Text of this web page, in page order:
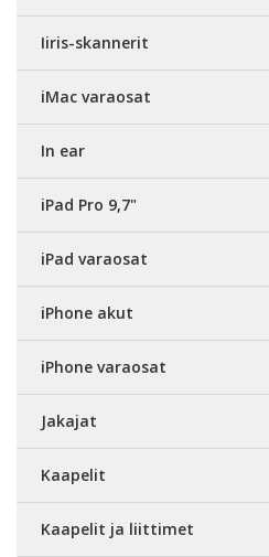
Iiris-skannerit
iMac varaosat
In ear
iPad Pro 9,7"
iPad varaosat
iPhone akut
iPhone varaosat
Jakajat
Kaapelit
Kaapelit ja liittimet